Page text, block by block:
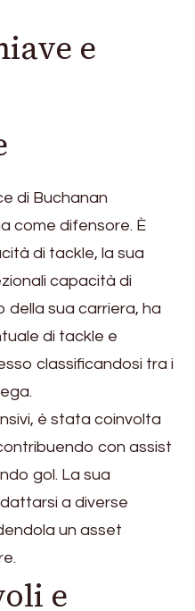
e
di Buchanan
come difensore. È
di tackle, la sua
capacità di
della sua carriera, ha
di tackle e
classificandosi tra i
è stata coinvolta
con assist
gol. La sua
a diverse
un asset
e